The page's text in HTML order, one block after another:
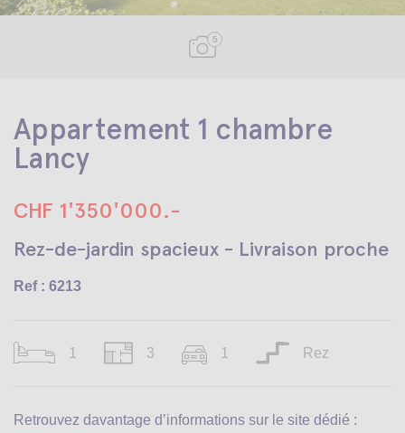
5
Appartement 1 chambre
Lancy
CHF 1'350'000.-
Rez-de-jardin spacieux - Livraison proche
Ref : 6213
1 3 1 Rez
Retrouvez davantage d’informations sur le site dédié :